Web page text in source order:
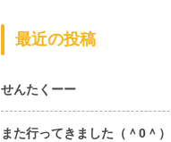
最近の投稿
せんたくーー
また行ってきました（＾0＾）